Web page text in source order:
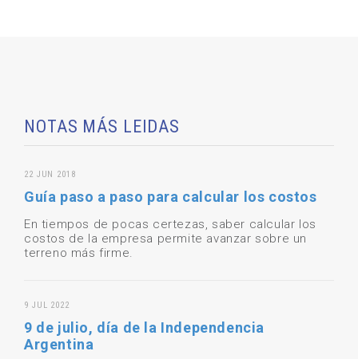
NOTAS MÁS LEIDAS
22 JUN 2018
Guía paso a paso para calcular los costos
En tiempos de pocas certezas, saber calcular los
costos de la empresa permite avanzar sobre un
terreno más firme.
9 JUL 2022
9 de julio, día de la Independencia
Argentina